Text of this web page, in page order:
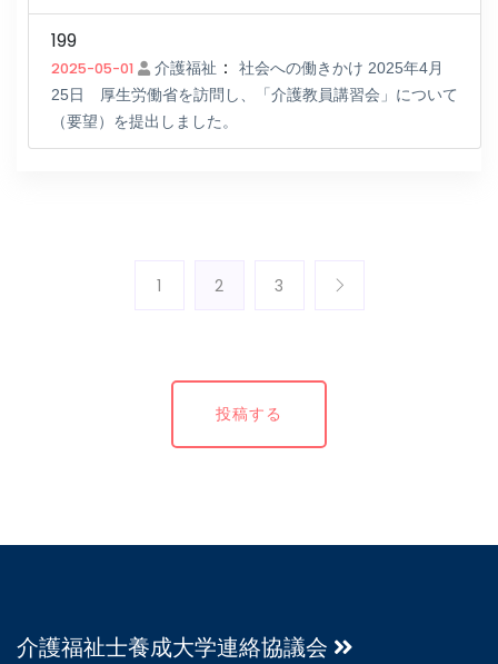
199
2025-05-01 介護福祉 ：
社会への働きかけ 2025年4月
25日 厚生労働省を訪問し、「介護教員講習会」について
（要望）を提出しました。
1 2 3
投稿する
介護福祉士養成大学連絡協議会